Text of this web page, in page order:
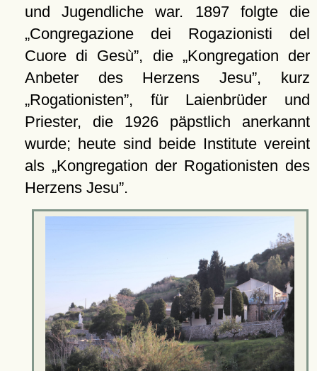
und Jugendliche war. 1897 folgte die
Congregazione dei Rogazionisti del
Cuore di Gesù , die
Kongregation der
Anbeter des Herzens Jesu , kurz
Rogationisten , für Laienbrüder und
Priester, die 1926 päpstlich anerkannt
wurde; heute sind beide Institute vereint
als
Kongregation der Rogationisten des
Herzens Jesu .